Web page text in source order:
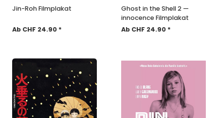
Jin-Roh Filmplakat
Ab CHF 24.90 *
Ghost in the Shell 2 —
innocence Filmplakat
Ab CHF 24.90 *